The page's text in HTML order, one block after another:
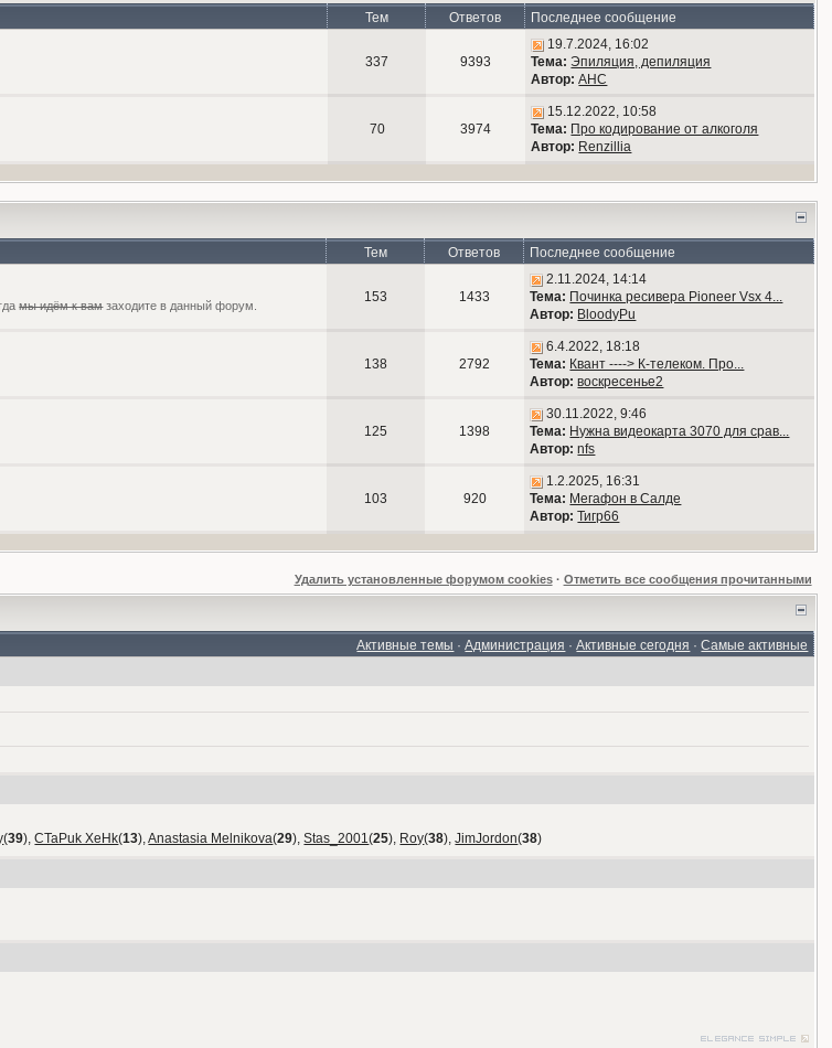
Тем Ответов Последнее сообщение
337 9393
19.7.2024, 16:02
Тема: Эпиляция, депиляция
Автор: АНС
70 3974
15.12.2022, 10:58
Тема: Про кодирование от алкоголя
Автор: Renzillia
Тем Ответов Последнее сообщение
мы идём к вамзаходите в данный форум.
153 1433
2.11.2024, 14:14
Тема: Починка ресивера Pioneer Vsx 4...
Автор: BloodyPu
138 2792
6.4.2022, 18:18
Тема: Квант ----> К-телеком. Про...
Автор: воскресенье2
125 1398
30.11.2022, 9:46
Тема: Нужна видеокарта 3070 для срав...
Автор: nfs
103 920
1.2.2025, 16:31
Тема: Мегафон в Салде
Автор: Тигр66
Удалить установленные форумом cookies· Отметить все сообщения прочитанными
Активные темы ·Администрация ·Активные сегодня ·Самые активные
(39),CTaPuk XeHk(13),Anastasia Melnikova(29),Stas_2001(25), Roy(38),JimJordon(38)